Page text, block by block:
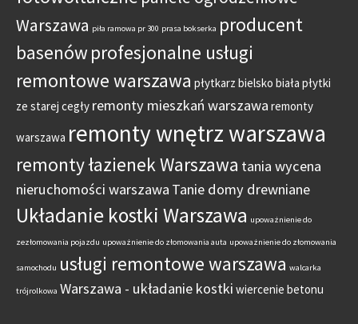
Warszawa piła ramowa pr 300 prasa bokserka producent
basenów profesjonalne usługi
remontowe warszawa płytkarz bielsko biała płytki
ze starej cegły remonty mieszkań warszawa remonty
warszawa remonty wnętrz warszawa
remonty łazienek Warszawa tania wycena
nieruchomości warszawa Tanie domy drewniane
Układanie kostki Warszawa upoważnienie do
zezłomowania pojazdu upoważnienie do złomowania auta upoważnienie do złomowania
samochodu usługi remontowe warszawa walcarka
trójrolkowa Warszawa - układanie kostki wiercenie betonu